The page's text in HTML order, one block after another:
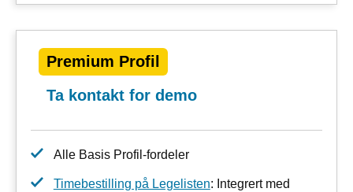
Premium Profil
Ta kontakt for demo
Alle Basis Profil-fordeler
Timebestilling på Legelisten: Integrert med